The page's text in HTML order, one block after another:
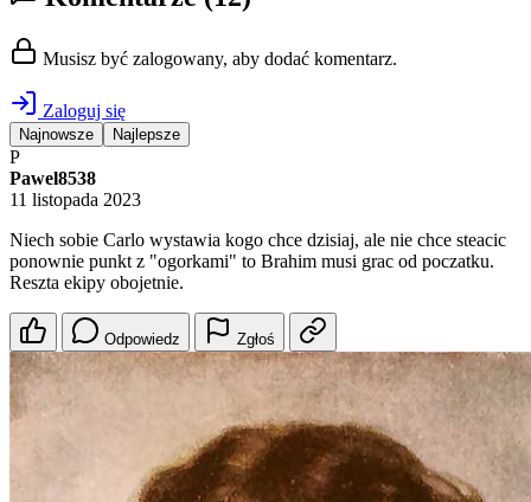
Musisz być zalogowany, aby dodać komentarz.
Zaloguj się
Najnowsze Najlepsze
P
Pawel8538
11 listopada 2023
Niech sobie Carlo wystawia kogo chce dzisiaj, ale nie chce steacic
ponownie punkt z "ogorkami" to Brahim musi grac od poczatku.
Reszta ekipy obojetnie.
Odpowiedz Zgłoś